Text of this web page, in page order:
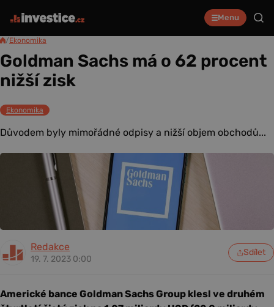
Menu
/Ekonomika
Goldman Sachs má o 62 procent
nižší zisk
Ekonomika
Důvodem byly mimořádné odpisy a nižší objem obchodů...
Redakce
19. 7. 2023 0:00
Sdílet
Americké bance Goldman Sachs Group klesl ve druhém